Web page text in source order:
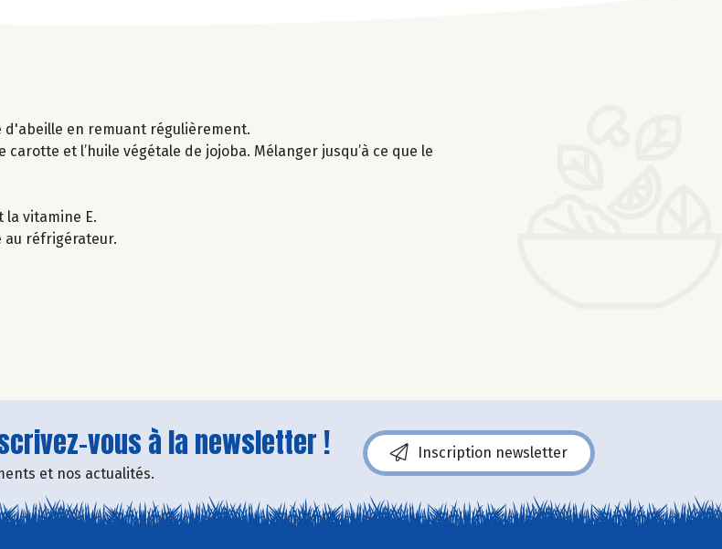
d'abeille en remuant régulièrement.
et l’huile végétale de jojoba. Mélanger jusqu’à ce que le
vitamine E.
au réfrigérateur.
vous à la newsletter !
et nos actualités.
Inscription newsletter